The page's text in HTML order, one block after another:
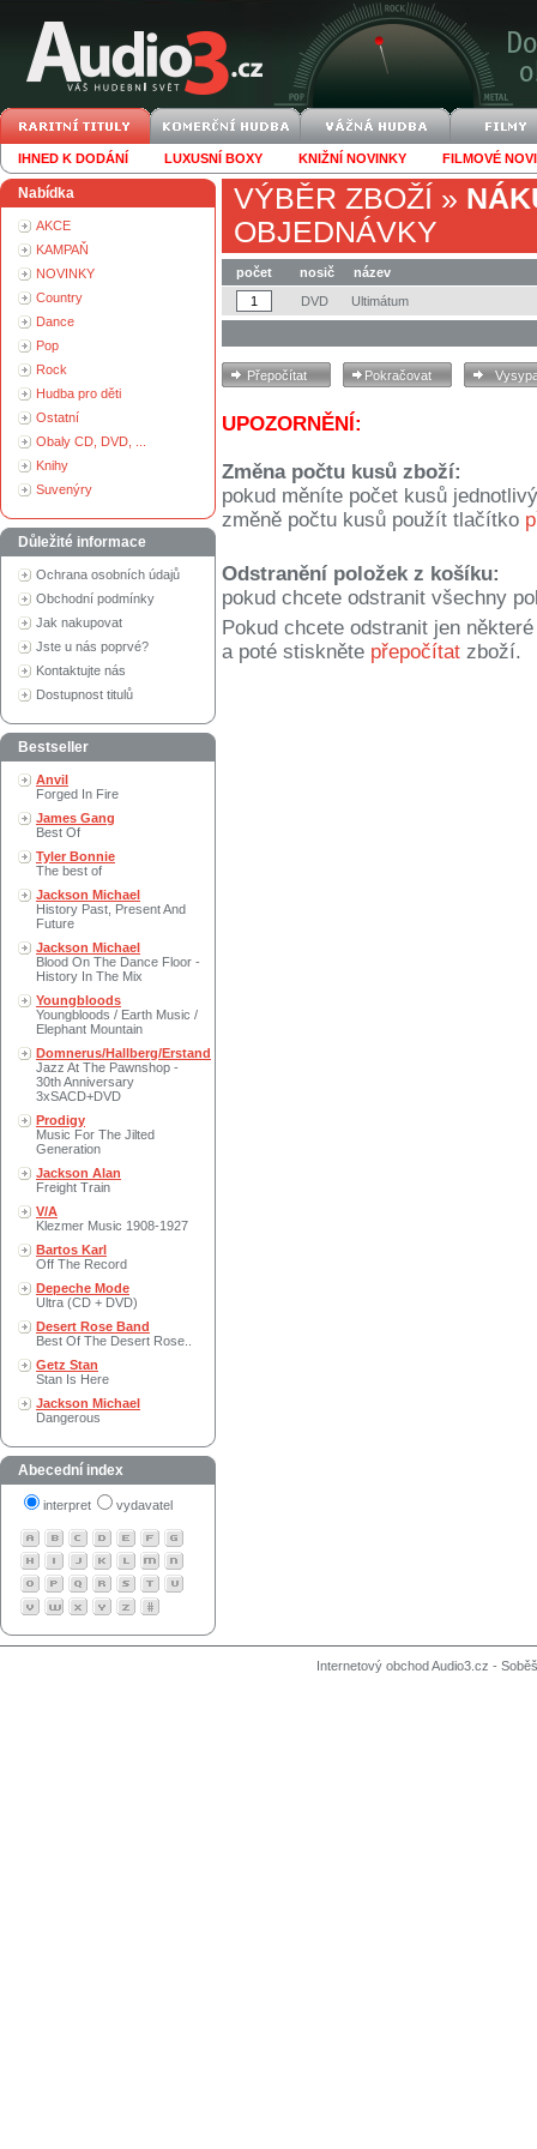
IHNED K DODÁNÍ LUXUSNÍ BOXY KNIŽNÍ NOVINKY FILMOVÉ
Nabídka
AKCE
KAMPAŇ
NOVINKY
Country
Dance
Pop
Rock
Hudba pro děti
Ostatní
Obaly CD, DVD, ...
Knihy
Suvenýry
Důležité informace
Ochrana osobních údajů
Obchodní podmínky
Jak nakupovat
Jste u nás poprvé?
Kontaktujte nás
Dostupnost titulů
Bestseller
Anvil
Forged In Fire
James Gang
Best Of
Tyler Bonnie
The best of
Jackson Michael
History Past, Present And
Future
Jackson Michael
Blood On The Dance Floor -
History In The Mix
Youngbloods
Youngbloods / Earth Music /
Elephant Mountain
Domnerus/Hallberg/Erstand
Jazz At The Pawnshop -
30th Anniversary
3xSACD+DVD
Prodigy
Music For The Jilted
Generation
Jackson Alan
Freight Train
V/A
Klezmer Music 1908-1927
Bartos Karl
Off The Record
Depeche Mode
Ultra (CD + DVD)
Desert Rose Band
Best Of The Desert Rose..
Getz Stan
Stan Is Here
Jackson Michael
Dangerous
Abecední index
interpret vydavatel
VÝBĚR ZBOŽÍ »
OBJEDNÁVKY
počet nosič
název
DVD
Ultimátum
UPOZORNĚNÍ:
Změna počtu kusů zboží:
pokud měníte počet kusů
změně počtu kusů použít tlačítko
Odstranění položek z košíku:
pokud chcete odstranit všechny
Pokud chcete odstranit jen
a poté stiskněte přepočítat zboží.
Internetový obchod Audio3.cz -